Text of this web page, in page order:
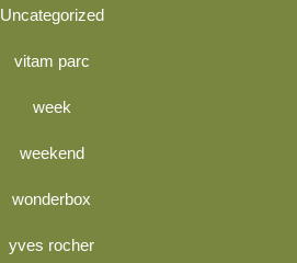
Uncategorized
vitam parc
week
weekend
wonderbox
yves rocher